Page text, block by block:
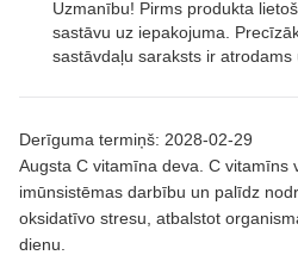
Derīguma termiņš: 2028-02-29
Augsta C vitamīna deva. C vitamīns
imūnsistēmas darbību un palīdz
oksidatīvo stresu, atbalstot
dienu.
Uzmanību! Pirms produkta
sastāvu uz iepakojuma.
sastāvdaļu saraksts ir